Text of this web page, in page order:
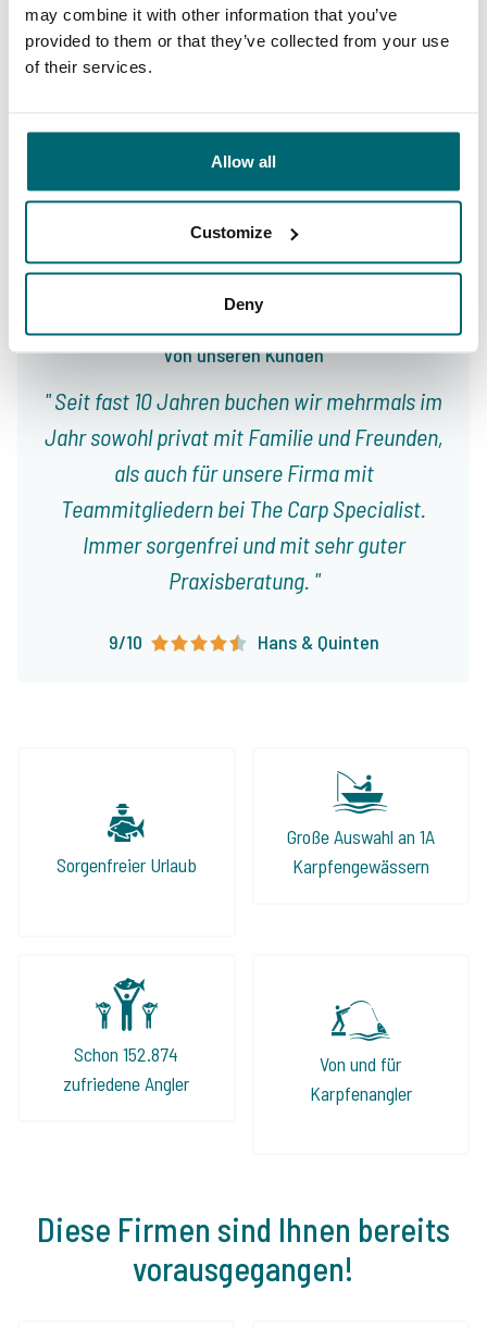
may combine it with other information that you’ve
provided to them or that they’ve collected from your use
of their services.
Allow all
Customize
Deny
Allgemein Anlagen
Von unseren Kunden
Seit fast 10 Jahren buchen wir mehrmals im
Jahr sowohl privat mit Familie und Freunden,
als auch für unsere Firma mit
Teammitgliedern bei The Carp Specialist.
Immer sorgenfrei und mit sehr guter
Praxisberatung.
9/10 Hans & Quinten
Sorgenfreier Urlaub
Große Auswahl an 1A
Karpfengewässern
Schon 152.874
zufriedene Angler
Von und für
Karpfenangler
Diese Firmen sind Ihnen bereits
vorausgegangen!